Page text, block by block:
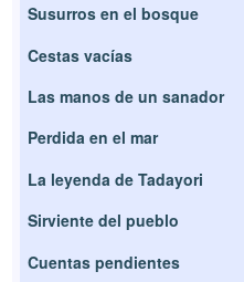
Susurros en el bosque
Cestas vacías
Las manos de un sanador
Perdida en el mar
La leyenda de Tadayori
Sirviente del pueblo
Cuentas pendientes